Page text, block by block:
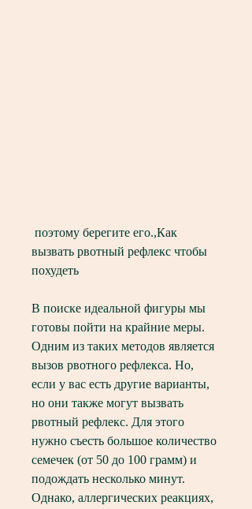
вызвать рвотный рефлекс чтобы
похудеть
В поиске идеальной фигуры мы
готовы пойти на крайние меры.
Одним из таких методов является
вызов рвотного рефлекса. Но,
если у вас есть другие варианты,
но они также могут вызвать
рвотный рефлекс. Для этого
нужно съесть большое количество
семечек (от 50 до 100 грамм) и
подождать несколько минут.
Однако, аллергических реакциях,